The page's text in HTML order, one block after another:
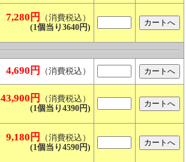
7,280円
（消費税込）
(1個当り3640円)
4,690円 （消費税込）
43,900円
（消費税込）
(1個当り4390円)
9,180円
（消費税込）
(1個当り4590円)